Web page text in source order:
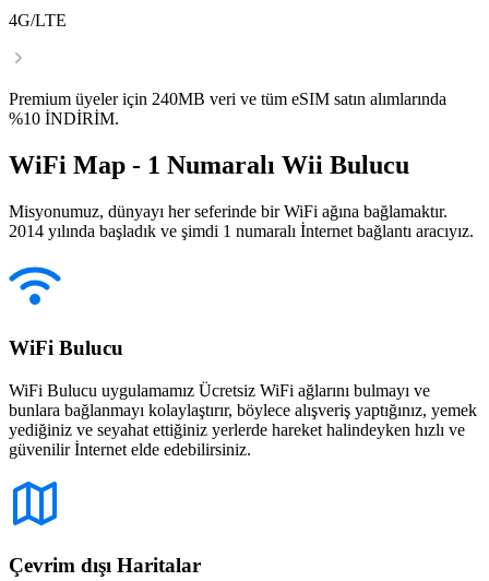
4G/LTE
Premium üyeler için 240MB veri ve tüm eSIM satın alımlarında
%10 İNDİRİM.
WiFi Map - 1 Numaralı Wii Bulucu
Misyonumuz, dünyayı her seferinde bir WiFi ağına bağlamaktır.
2014 yılında başladık ve şimdi 1 numaralı İnternet bağlantı aracıyız.
WiFi Bulucu
WiFi Bulucu uygulamamız Ücretsiz WiFi ağlarını bulmayı ve
bunlara bağlanmayı kolaylaştırır, böylece alışveriş yaptığınız, yemek
yediğiniz ve seyahat ettiğiniz yerlerde hareket halindeyken hızlı ve
güvenilir İnternet elde edebilirsiniz.
Çevrim dışı Haritalar